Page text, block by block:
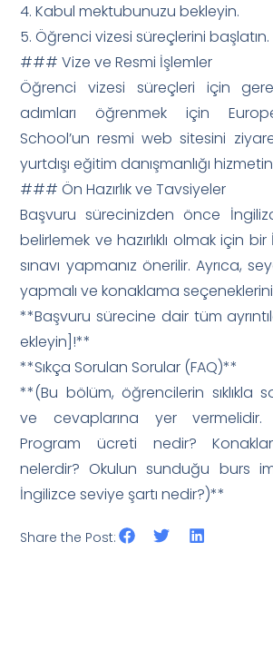
4. Kabul mektubunuzu bekleyin.
5. Öğrenci vizesi süreçlerini başlatın.
### Vize ve Resmi İşlemler
Öğrenci vizesi süreçleri için
adımları öğrenmek için
School’un resmi web sitesini
yurtdışı eğitim danışmanlığı
### Ön Hazırlık ve Tavsiyeler
Başvuru sürecinizden önce
belirlemek ve hazırlıklı olmak için
sınavı yapmanız önerilir. Ayrıca,
yapmalı ve konaklama seçeneklerini
**Başvuru sürecine dair tüm
ekleyin]!**
**Sıkça Sorulan Sorular (FAQ)**
**(Bu bölüm, öğrencilerin sıklıkla
ve cevaplarına yer vermelidir.
Program ücreti nedir?
nelerdir? Okulun sunduğu burs
İngilizce seviye şartı nedir?)**
Share the Post: